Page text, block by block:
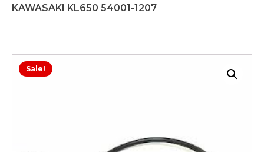
KAWASAKI KL650 54001-1207
Sale!